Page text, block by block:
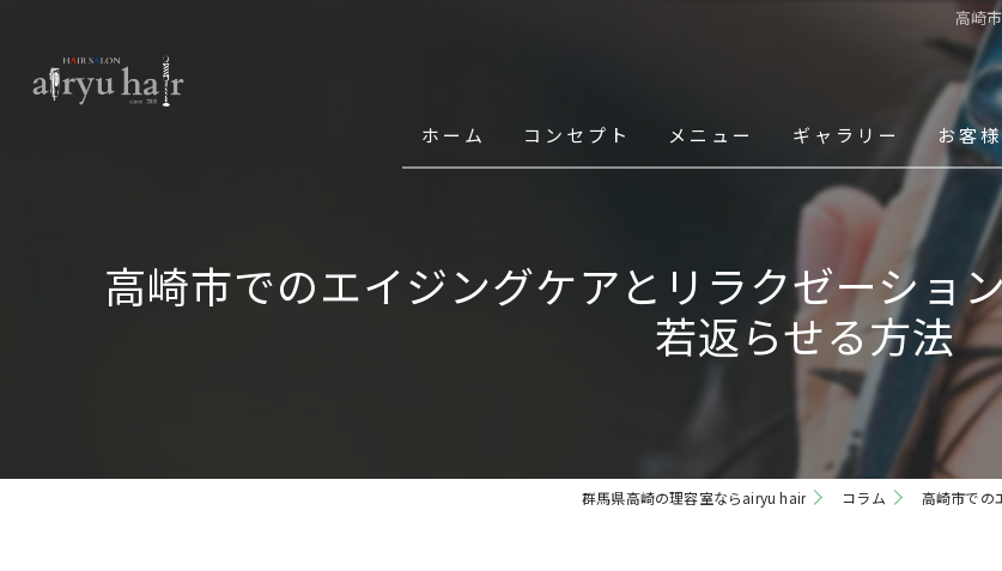
高崎
ホーム コンセプト メニュー ギャラリー お客
高崎市でのエイジングケアとリラクゼーショ
若返らせる方法
群馬県高崎の理容室ならairyu hair コラム 高崎市での